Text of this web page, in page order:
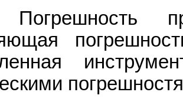
Погрешность